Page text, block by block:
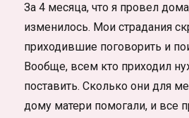
За 4 месяца, что я провел
изменилось. Мои страдания
приходившие поговорить и
Вообще, всем кто приходил
поставить. Сколько они для
дому матери помогали, и все